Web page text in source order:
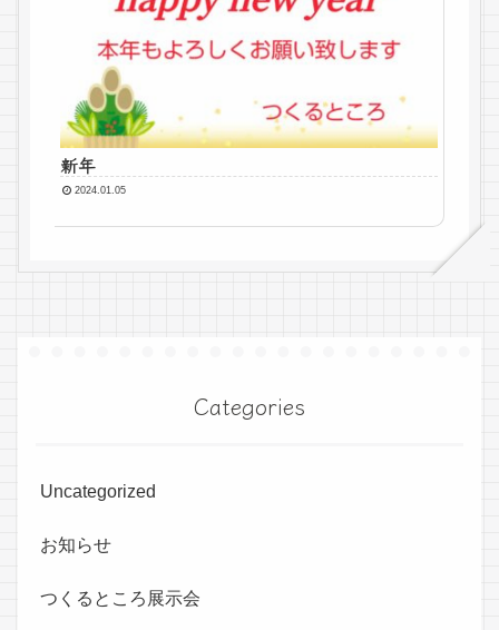
新年
2024.01.05
Categories
Uncategorized
お知らせ
つくるところ展示会